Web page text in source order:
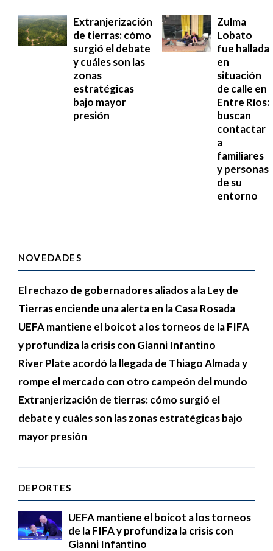
Extranjerización
de tierras: cómo
surgió el debate
y cuáles son las
zonas
estratégicas
bajo mayor
presión
Zulma
Lobato
fue hallada
en
situación
de calle en
Entre Ríos:
buscan
contactar
a
familiares
y personas
de su
entorno
NOVEDADES
El rechazo de gobernadores aliados a la Ley de
Tierras enciende una alerta en la Casa Rosada
UEFA mantiene el boicot a los torneos de la FIFA
y profundiza la crisis con Gianni Infantino
River Plate acordó la llegada de Thiago Almada y
rompe el mercado con otro campeón del mundo
Extranjerización de tierras: cómo surgió el
debate y cuáles son las zonas estratégicas bajo
mayor presión
DEPORTES
UEFA mantiene el boicot a los torneos
de la FIFA y profundiza la crisis con
Gianni Infantino